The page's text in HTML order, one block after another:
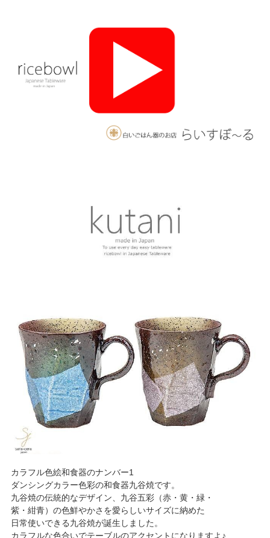
カラフル色絵和食器のナンバー1
ダンシングカラー色彩の和食器九谷焼です。
九谷焼の伝統的なデザイン、九谷五彩（赤・黄・緑・
紫・紺青）の色鮮やかさを愛らしいサイズに納めた
日常使いできる九谷焼が誕生しました。
カラフルな色合いでテーブルのアクセントになりますよ♪